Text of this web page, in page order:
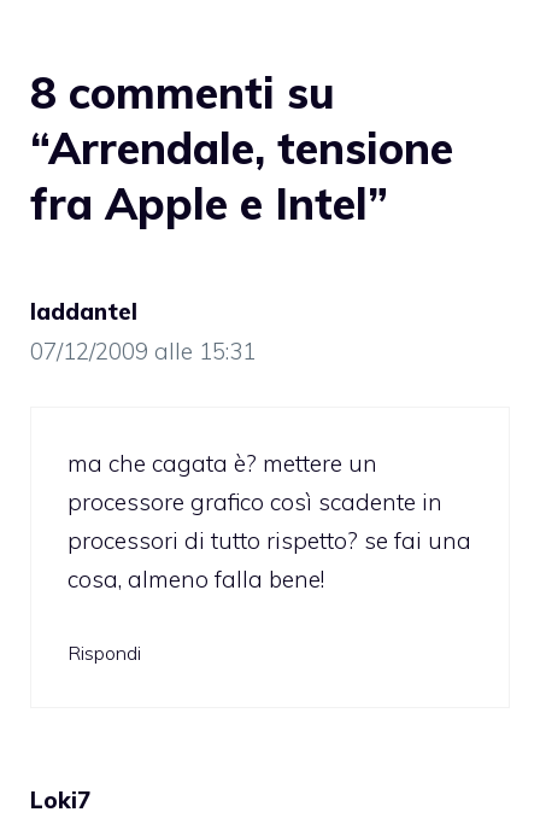
8 commenti su
“Arrendale, tensione
fra Apple e Intel”
laddantel
07/12/2009 alle 15:31
ma che cagata è? mettere un
processore grafico così scadente in
processori di tutto rispetto? se fai una
cosa, almeno falla bene!
Rispondi
Loki7